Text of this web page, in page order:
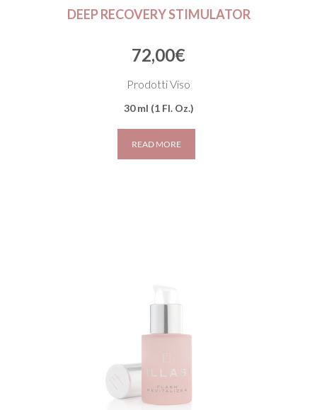
DEEP RECOVERY STIMULATOR
72,00€
Prodotti Viso
30 ml (1 Fl. Oz.)
READ MORE